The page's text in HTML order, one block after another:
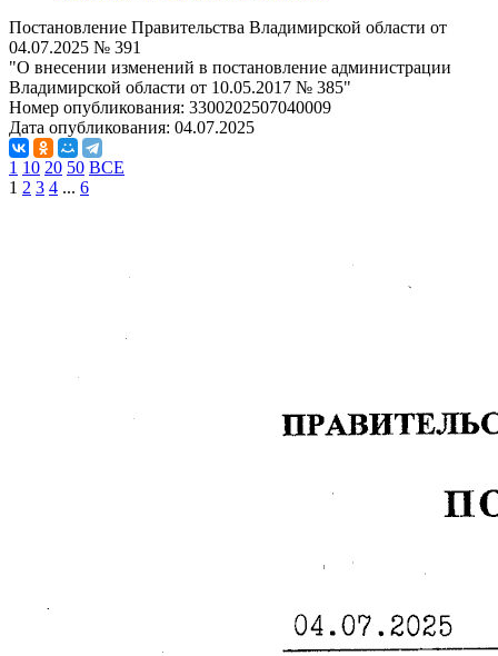
Постановление Правительства Владимирской области от
04.07.2025 № 391
"О внесении изменений в постановление администрации
Владимирской области от 10.05.2017 № 385"
Номер опубликования: 3300202507040009
Дата опубликования: 04.07.2025
1 10 20 50 ВСЕ
1 2 3 4 ... 6